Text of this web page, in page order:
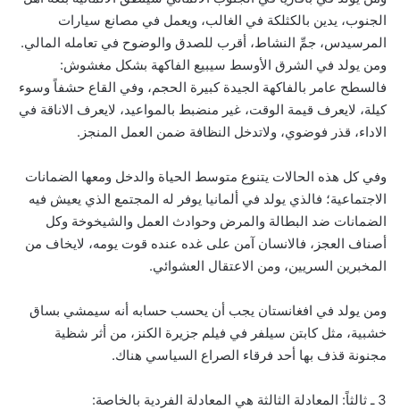
الجنوب، يدين بالكثلكة في الغالب، ويعمل في مصانع سيارات
المرسيدس، جمِّ النشاط، أقرب للصدق والوضوح في تعامله المالي.
ومن يولد في الشرق الأوسط سيبيع الفاكهة بشكل مغشوش:
فالسطح عامر بالفاكهة الجيدة كبيرة الحجم، وفي القاع حشفاً وسوء
كيلة، لايعرف قيمة الوقت، غير منضبط بالمواعيد، لايعرف الاناقة في
الاداء، قذر فوضوي، ولاتدخل النظافة ضمن العمل المنجز.
وفي كل هذه الحالات يتنوع متوسط الحياة والدخل ومعها الضمانات
الاجتماعية؛ فالذي يولد في ألمانيا يوفر له المجتمع الذي يعيش فيه
الضمانات ضد البطالة والمرض وحوادث العمل والشيخوخة وكل
أصناف العجز، فالانسان آمن على غده عنده قوت يومه، لايخاف من
المخبرين السريين، ومن الاعتقال العشوائي.
ومن يولد في افغانستان يجب أن يحسب حسابه أنه سيمشي بساق
خشبية، مثل كابتن سيلفر في فيلم جزيرة الكنز، من أثر شظية
مجنونة قذف بها أحد فرقاء الصراع السياسي هناك.
3 ـ ثالثاً: المعادلة الثالثة هي المعادلة الفردية بالخاصة: